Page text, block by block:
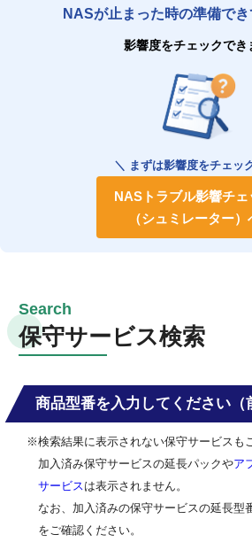
NASが止まった時の準備でき
影響度をチェックでき
＼ まずは影響度をチェッ
NASトラブル影響チェ
（シュミレーター）
保守サービス検索
商品型番を入力してください（
※検索結果に表示されない保守サービスも
加入済み保守サービスの延長パックやア
サービス は表示されません。
なお、加入済みの保守サービスの延長型
をご確認ください。